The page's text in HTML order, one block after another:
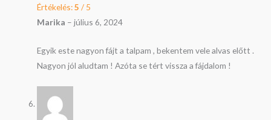
Értékelés:5 / 5
Marika – július 6, 2024
Egyik este nagyon fájt a talpam , bekentem vele alvas előtt .
Nagyon jól aludtam ! Azóta se tért vissza a fájdalom !